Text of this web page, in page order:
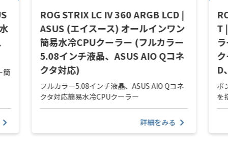
簡
ROG STRIX LC IV 360 ARGB LCD |
ASUS (エイスース) オールインワン
簡易水冷CPUクーラー (フルカラー
5.08インチ液晶、ASUS AIO Qコネ
クタ対応)
フルカラー5.08インチ液晶、ASUS AIO Qコネ
クタ対応簡易水冷CPUクーラー
詳細をみる
T
D
ポ
を